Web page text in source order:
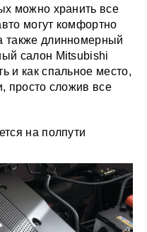
можно хранить все
могут комфортно
также длинномерный
салон Mitsubishi
и как спальное место,
просто сложив все
на полпути